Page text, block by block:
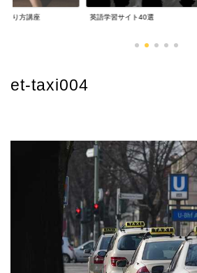
作り方講座 英語学習サイト40選
et-taxi004